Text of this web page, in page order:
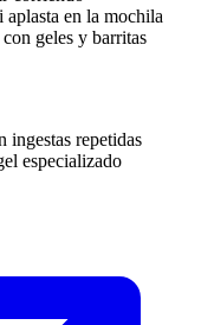
en la mochila
geles y barritas
ingestas repetidas
especializado